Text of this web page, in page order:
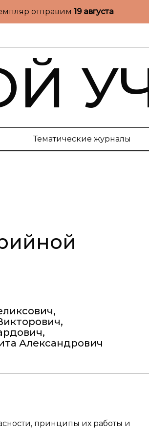
отправим 19 августа
Тематические журналы
,
,
,
Александрович
принципы их работы и